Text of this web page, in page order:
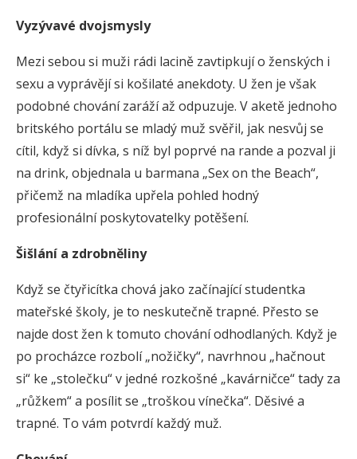
Vyzývavé dvojsmysly
Mezi sebou si muži rádi lacině zavtipkují o ženských i
sexu a vyprávějí si košilaté anekdoty. U žen je však
podobné chování zaráží až odpuzuje. V aketě jednoho
britského portálu se mladý muž svěřil, jak nesvůj se
cítil, když si dívka, s níž byl poprvé na rande a pozval ji
na drink, objednala u barmana „Sex on the Beach“,
přičemž na mladíka upřela pohled hodný
profesionální poskytovatelky potěšení.
Šišlání a zdrobněliny
Když se čtyřicítka chová jako začínající studentka
mateřské školy, je to neskutečně trapné. Přesto se
najde dost žen k tomuto chování odhodlaných. Když je
po procházce rozbolí „nožičky“, navrhnou „hačnout
si“ ke „stolečku“ v jedné rozkošné „kavárničce“ tady za
„růžkem“ a posílit se „troškou vínečka“. Děsivé a
trapné. To vám potvrdí každý muž.